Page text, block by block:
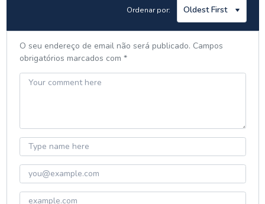
Ordenar por:
O seu endereço de email não será publicado. Campos
obrigatórios marcados com *